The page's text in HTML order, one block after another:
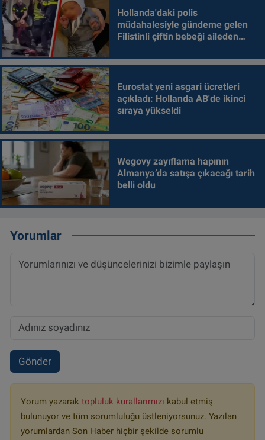
Hollanda'daki polis
müdahalesiyle gündeme gelen
Filistinli çiftin bebeği aileden
Eurostat yeni asgari ücretleri
açıkladı: Hollanda AB'de ikinci
sıraya yükseldi
Wegovy zayıflama hapının
Almanya’da satışa çıkacağı tarih
belli oldu
Yorumlar
Gönder
Yorum yazarak topluluk kurallarımızı kabul etmiş
bulunuyor ve tüm sorumluluğu üstleniyorsunuz. Yazılan
yorumlardan Son Haber hiçbir şekilde sorumlu